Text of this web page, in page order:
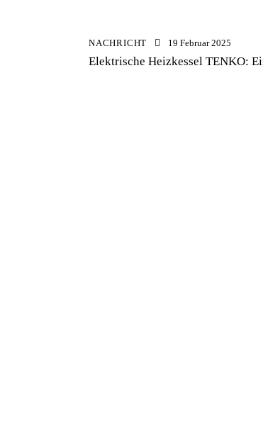
NACHRICHT 19 Februar 2025
Elektrische Heizkessel TENKO: